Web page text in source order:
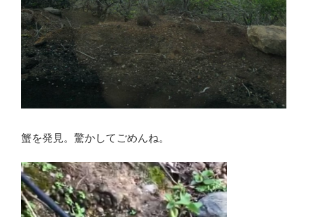
蟹を発見。驚かしてごめんね。